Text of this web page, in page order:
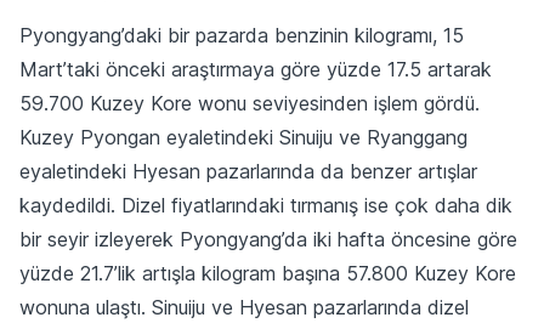
Pyongyang’daki bir pazarda benzinin kilogramı, 15
Mart’taki önceki araştırmaya göre yüzde 17.5 artarak
59.700 Kuzey Kore wonu seviyesinden işlem gördü.
Kuzey Pyongan eyaletindeki Sinuiju ve Ryanggang
eyaletindeki Hyesan pazarlarında da benzer artışlar
kaydedildi. Dizel fiyatlarındaki tırmanış ise çok daha dik
bir seyir izleyerek Pyongyang’da iki hafta öncesine göre
yüzde 21.7’lik artışla kilogram başına 57.800 Kuzey Kore
wonuna ulaştı. Sinuiju ve Hyesan pazarlarında dizel